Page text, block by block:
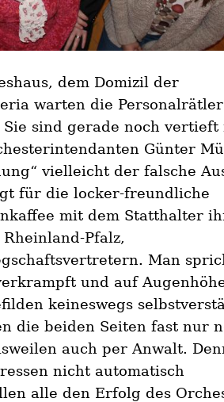
dem Domizil der
warten die Personalrätler
sind gerade noch vertieft
Günter
vielleicht der falsche
für die locker-freundliche
mit dem Statthalter
Pfalz,
Man
und auf
keineswegs
die beiden Seiten fast nur
auch per Anwalt.
nicht automatisch
alle den Erfolg des